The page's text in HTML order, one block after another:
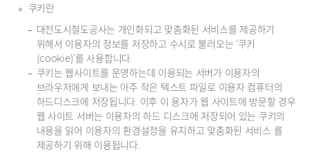
쿠키란
대전도시철도공사는 개인화되고 맞춤화된 서비스를 제공하기
위해서 이용자의 정보를 저장하고 수시로 불러오는 ‘쿠키
(cookie)’를 사용합니다.
쿠키는 웹사이트를 운영하는데 이용되는 서버가 이용자의
브라우저에게 보내는 아주 작은 텍스트 파일로 이용자 컴퓨터의
하드디스크에 저장됩니다. 이후 이 용자가 웹 사이트에 방문할 경우
웹 사이트 서버는 이용자의 하드 디스크에 저장되어 있는 쿠키의
내용을 읽어 이용자의 환경설정을 유지하고 맞춤화된 서비스 를
제공하기 위해 이용됩니다.